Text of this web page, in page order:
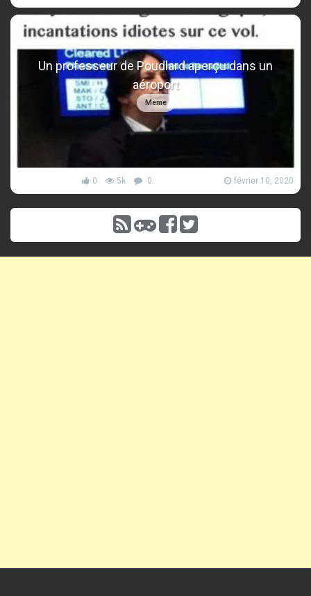
Un professeur de Poudlard aperçu dans un
aéroport
Meme
0 5k 0 février 10, 2020